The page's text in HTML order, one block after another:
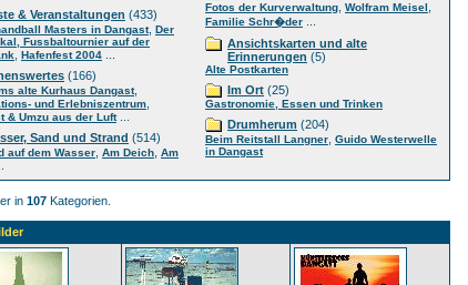
& Veranstaltungen (433)
Masters in Dangast, Der
Fussbaltournier auf der
Hafenfest 2004
(166)
alte Kurhaus Dangast,
und Erlebniszentrum
& Umzu aus der Luft...
Sand und Strand (514)
auf dem Wasser Am Deich Am
Fotos der Kurverwaltung Wolfram Meisel
Familie Schr�der
Ansichtskarten und alte
Erinnerungen (5)
Alte Postkarten
Im Ort (25)
Gastronomie, Essen und Trinken
Drumherum (204)
Beim Reitstall Langner Guido Westerwelle
in Dangast
in 107 Kategorien.